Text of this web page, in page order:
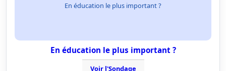
En éducation le plus important ?
En éducation le plus important ?
Voir l'Sondage